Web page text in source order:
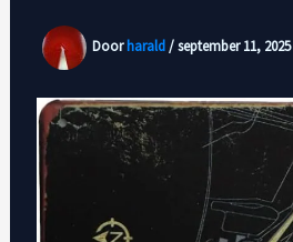
Doorharald/september 11, 2025